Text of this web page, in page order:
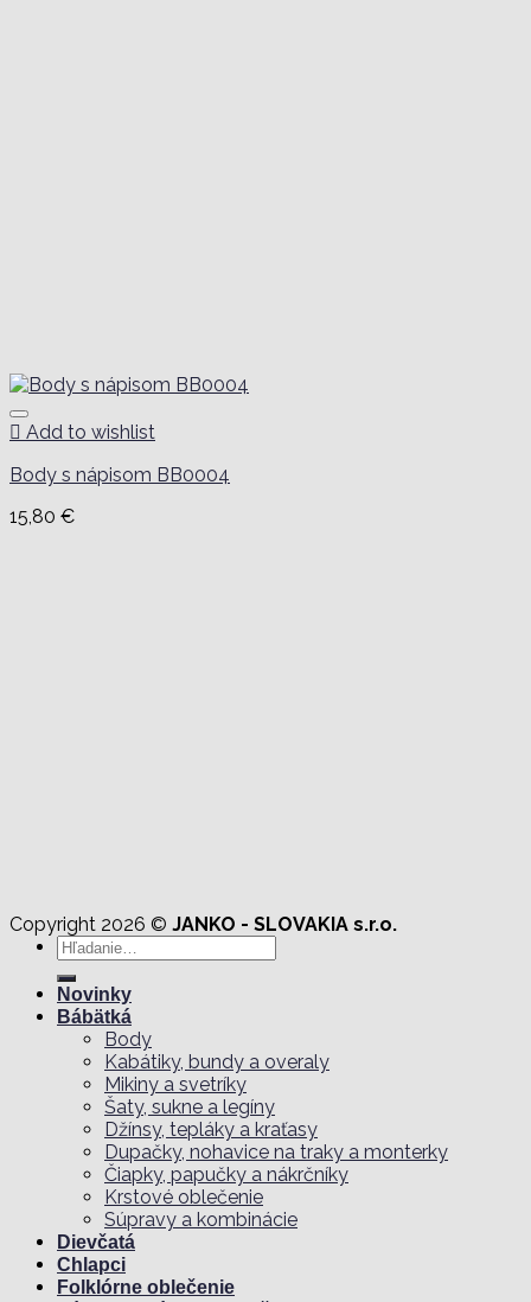
Add to wishlist
Body s nápisom BB0004
15,80 €
Copyright 2026 © JANKO - SLOVAKIA s.r.o.
Hľadať:
Novinky
Bábätká
Body
Kabátiky, bundy a overaly
Mikiny a svetríky
Šaty, sukne a legíny
Džínsy, tepláky a kraťasy
Dupačky, nohavice na traky a monterky
Čiapky, papučky a nákrčníky
Krstové oblečenie
Súpravy a kombinácie
Dievčatá
Chlapci
Folklórne oblečenie